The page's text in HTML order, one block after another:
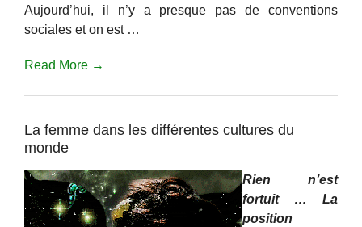
Aujourd’hui, il n’y a presque pas de conventions
sociales et on est …
Read More →
La femme dans les différentes cultures du
monde
Rien n’est
fortuit … La
position